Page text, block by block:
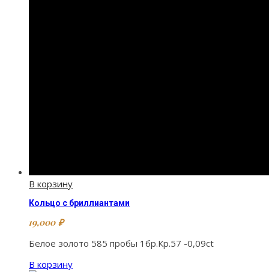
В корзину
Кольцо с бриллиантами
19,000 ₽
Белое золото 585 пробы 1бр.Кр.57 -0,09ct
В корзину